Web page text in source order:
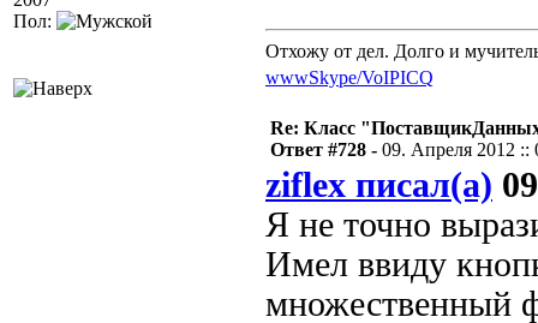
Пол:
Отхожу от дел. Долго и
wwwSkype/VoIPICQ
Re: Класс
Ответ #728 - 09. Апреля 2012 ::
ziflex писал(а)
Я не точно
Имел ввиду
множественный